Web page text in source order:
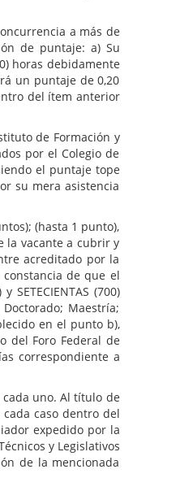
a más de
de puntaje: a) Su
horas debidamente
un puntaje de 0,20
del ítem anterior
de Formación y
por el Colegio de
el puntaje tope
su mera asistencia
(hasta 1 punto),
la vacante a cubrir y
acreditado por la
de que el
(700)
Maestría;
en el punto b),
del Foro Federal de
correspondiente a
uno. Al título de
caso dentro del
expedido por la
y Legislativos
de la mencionada